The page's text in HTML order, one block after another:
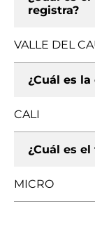
registra?
VALLE DEL
¿Cuál es
CALI
¿Cuál es
MICRO